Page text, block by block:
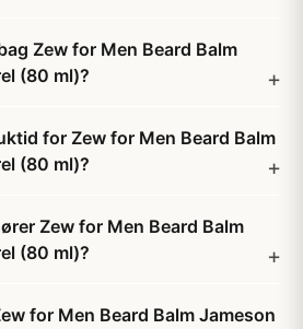
Zew for Men Beard Balm
(80 ml)?
for Zew for Men Beard Balm
(80 ml)?
Zew for Men Beard Balm
(80 ml)?
for Men Beard Balm Jameson